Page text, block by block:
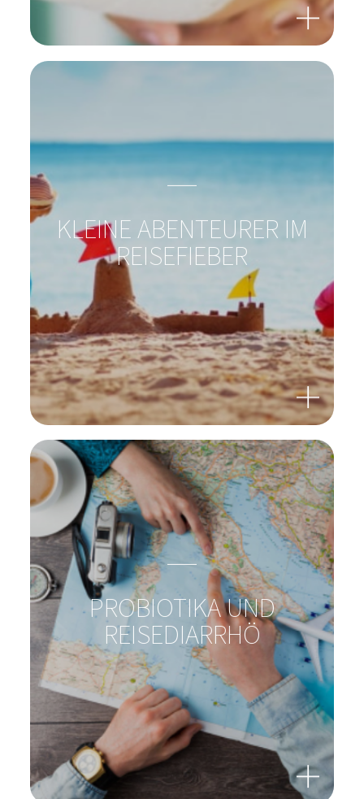
WUNDEN HEILEN?
KLEINE ABENTEURER IM
REISEFIEBER